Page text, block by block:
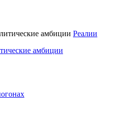
Реалии
амбиции